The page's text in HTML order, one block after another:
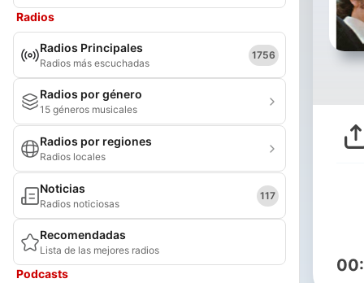
Radios
Radios Principales
Radios más escuchadas
1756
Radios por género
15 géneros musicales
Radios por regiones
Radios locales
Noticias
Radios noticiosas
117
Recomendadas
Lista de las mejores radios
Podcasts